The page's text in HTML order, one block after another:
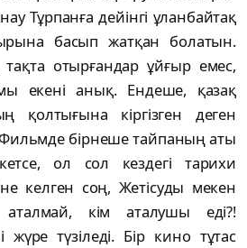
Тұрпанға дейінгі ұланбайтақ
басып жат­қан болатын.
отыр­ғандар ұйғыр емес,
екені анық. Ендеше, қазақ
қолтығына кіргізген деген
бірнеше тайпаның аты
ол сол кездегі тарихи
келген соң, Жетісуды мекен
кім аталушы еді?!
жүре түзіледі. Бір кино тұтас